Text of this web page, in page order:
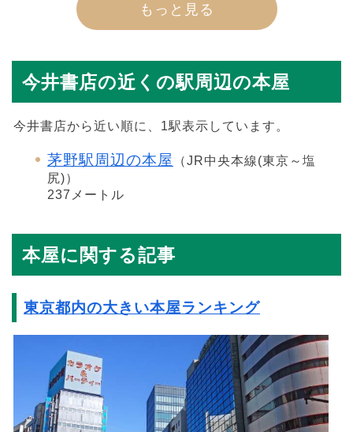
もっと見る
今井書店の近くの駅周辺の本屋
今井書店から近い順に、1駅表示しています。
茅野駅周辺の本屋
（JR中央本線(東京～塩
尻)）
237メートル
本屋に関する記事
東京都内の大きい本屋ランキング